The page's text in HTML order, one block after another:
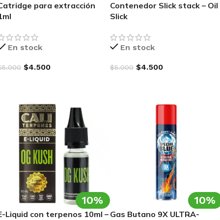
para extracción
En stock
5.000 $4.500
Contenedor Slick stack – Oil
Slick
En stock
$5.000 $4.500
10%
Liquid con terpenos 10ml –
10%
Gas Butano 9X ULTRA-